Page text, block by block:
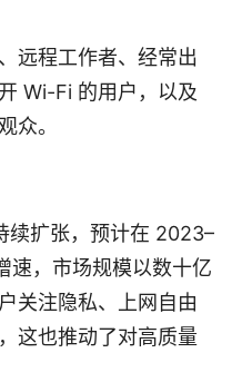
远程工作者、经常出
Wi-Fi 的用户，以及
众。
续扩张，预计在 2023–
速，市场规模以数十亿
关注隐私、上网自由
这也推动了对高质量